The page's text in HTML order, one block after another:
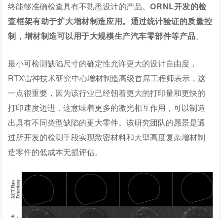
终能够准确检查具有不熟悉设计的产品。ORNL开发的检
查框架有助于扩大增材制造应用。 通过统计验证的质量控
制，增材制造可以用于大规模生产汽车零部件等产品。
最小可检测缺陷尺寸的确定性允许更大的设计自由度，
RTX雷神技术研究中心增材制造高级首席工程师表示，这
一点很重要，因为该行业已经朝着更大的打印量和更快的
打印速度迈进，这意味着更多的激光相互作用，可以制造
出具有不同类型缺陷的更大零件。该研究团队的愿景是通
过所开发的检测手段实现致密材料和大型高度复杂增材制
造零件的低成本无损评估。